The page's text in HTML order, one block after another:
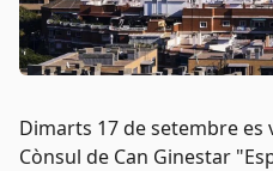
Dimarts 17 de setembre
Cònsul de Can Ginestar